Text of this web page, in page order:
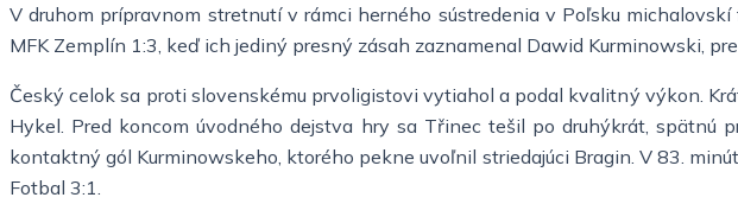
V druhom prípravnom stretnutí v rámci herného sústredenia v Poľsku
MFK Zemplín 1:3, keď ich jediný presný zásah zaznamenal Dawid Kurminowski,
Český celok sa proti slovenskému prvoligistovi vytiahol a podal kvalitný výkon.
Hykel. Pred koncom úvodného dejstva hry sa Třinec tešil po druhýkrát, spätnú
kontaktný gól Kurminowskeho, ktorého pekne uvoľnil striedajúci Bragin. V 83.
Fotbal 3:1.